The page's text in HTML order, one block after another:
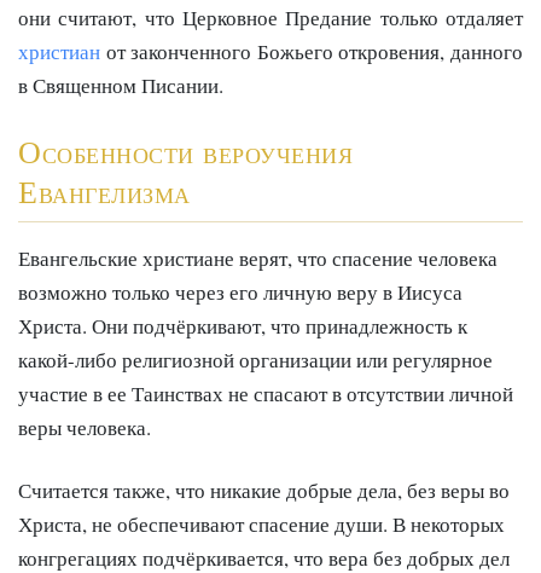
они считают, что Церковное Предание только отдаляет
христиан от законченного Божьего откровения, данного
в Священном Писании.
Особенности вероучения
Евангелизма
Евангельские христиане верят, что спасение человека
возможно только через его личную веру в Иисуса
Христа. Они подчёркивают, что принадлежность к
какой-либо религиозной организации или регулярное
участие в ее Таинствах не спасают в отсутствии личной
веры человека.
Считается также, что никакие добрые дела, без веры во
Христа, не обеспечивают спасение души. В некоторых
конгрегациях подчёркивается, что вера без добрых дел